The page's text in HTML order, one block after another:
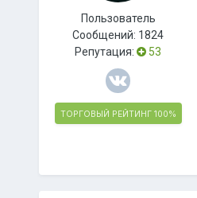
Пользователь
Сообщений: 1824
Репутация:
53
ТОРГОВЫЙ РЕЙТИНГ 100%